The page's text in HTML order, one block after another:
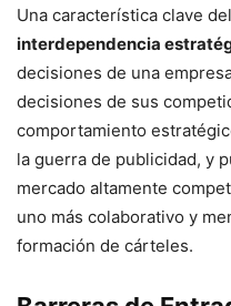
Una característica clave
interdependencia
decisiones de una
decisiones de sus
comportamiento
la guerra de publicidad, y
mercado altamente
uno más colaborativo y
formación de cárteles.